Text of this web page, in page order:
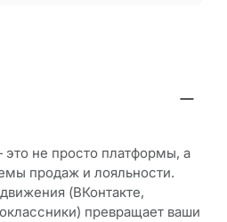
не просто платформы, а
продаж и лояльности.
(ВКонтакте,
превращает ваши